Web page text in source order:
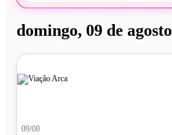
domingo, 09 de agosto
09/08